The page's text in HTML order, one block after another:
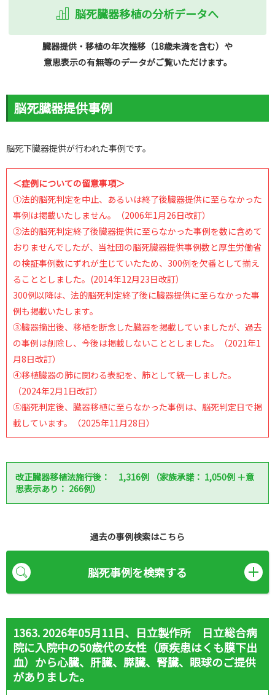
脳死臓器移植の分析データへ
臓器提供・移植の年次推移（18歳未満を含む）や
意思表示の有無等のデータがご覧いただけます。
脳死臓器提供事例
脳死下臓器提供が行われた事例です。
＜症例についての留意事項＞
①法的脳死判定を中止、あるいは終了後臓器提供に至らなかった
事例は掲載いたしません。（2006年1月26日改訂）
②法的脳死判定終了後臓器提供に至らなかった事例を数に含めて
おりませんでしたが、当社団の脳死臓器提供事例数と厚生労働省
の検証事例数にずれが生じていたため、300例を欠番として揃え
ることとしました。(2014年12月23日改訂）
300例以降は、法的脳死判定終了後に臓器提供に至らなかった事
例も掲載いたします。
③臓器摘出後、移植を断念した臓器を掲載していましたが、過去
の事例は削除し、今後は掲載しないこととしました。（2021年1
月8日改訂）
④移植臓器の肺に関わる表記を、肺として統一しました。
（2024年2月1日改訂）
⑤脳死判定後、臓器移植に至らなかった事例は、脳死判定日で掲
載しています。（2025年11月28日）
改正臓器移植法施行後： 1,316例 （家族承諾： 1,050例 ＋意
思表示あり： 266例）
過去の事例検索はこちら
脳死事例を検索する
提供関連情報から検索 移植関連情報から検索
検索条件
1363. 2026年05月11日、日立製作所 日立総合病
院に入院中の50歳代の女性（原疾患はくも膜下出
血）から心臓、肝臓、膵臓、腎臓、眼球のご提供
がありました。